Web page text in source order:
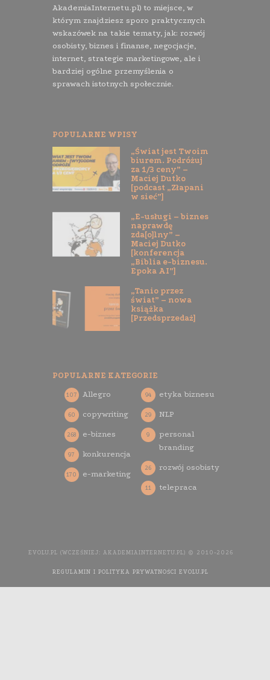
AkademiaInternetu.pl) to miejsce, w
którym znajdziesz sporo praktycznych
wskazówek na takie tematy, jak: rozwój
osobisty, biznes i finanse, negocjacje,
internet, strategie marketingowe, ale i
bardziej ogólne przemyślenia o
sprawach istotnych społecznie.
POPULARNE WPISY
„Świat jest Twoim
biurem. Podróżuj
za 1/3 ceny” –
Maciej Dutko
[podcast „Złapani
w sieć”]
„E-usługi – biznes
naprawdę
zda[o]lny” –
Maciej Dutko
[konferencja
„Biblia e-biznesu.
Epoka AI”]
„Tanio przez
świat” – nowa
książka
[Przedsprzedaż]
POPULARNE KATEGORIE
Allegro
107
copywriting
60
e-biznes
268
konkurencja
97
e-marketing
170
etyka biznesu
94
NLP
29
personal
branding
9
rozwój osobisty
26
telepraca
11
EVOLU.PL (WCZEŚNIEJ: AKADEMIAINTERNETU.PL) © 2010-2026
REGULAMIN I POLITYKA PRYWATNOŚCI EVOLU.PL